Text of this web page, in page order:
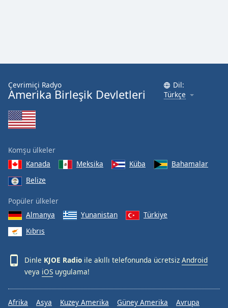
Font
Family
Reset
Close
Modal
Dialog
End
dialog
window.
Çevrimiçi Radyo
Amerika Birleşik Devletleri
Dil:
Türkçe
Komşu ülkeler
Kanada
Meksika Küba
Bahamalar
Belize
Popüler ülkeler
Almanya
Yunanistan
Türkiye
Kıbrıs
Dinle KJOE Radio ile akıllı telefonunda ücretsiz Android
veya iOS uygulama!
Afrika Asya Kuzey Amerika Güney Amerika Avrupa